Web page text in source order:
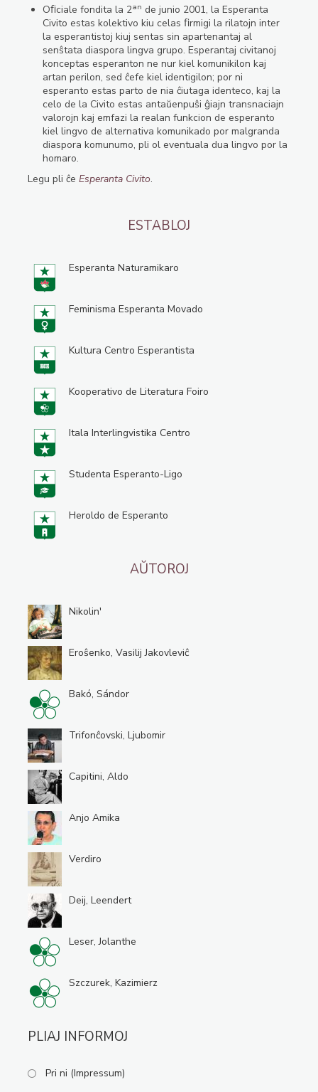
Oﬁciale fondita la 2an de junio 2001, la Esperanta
Civito estas kolektivo kiu celas ﬁrmigi la rilatojn inter
la esperantistoj kiuj sentas sin apartenantaj al
senŝtata diaspora lingva grupo. Esperantaj civitanoj
konceptas esperanton ne nur kiel komunikilon kaj
artan perilon, sed ĉefe kiel identigilon; por ni
esperanto estas parto de nia ĉiutaga identeco, kaj la
celo de la Civito estas antaŭenpuŝi ĝiajn transnaciajn
valorojn kaj emfazi la realan funkcion de esperanto
kiel lingvo de alternativa komunikado por malgranda
diaspora komunumo, pli ol eventuala dua lingvo por la
homaro.
Legu pli ĉe Esperanta Civito.
ESTABLOJ
Esperanta Naturamikaro
Feminisma Esperanta Movado
Kultura Centro Esperantista
Kooperativo de Literatura Foiro
Itala Interlingvistika Centro
Studenta Esperanto-Ligo
Heroldo de Esperanto
AŬTOROJ
Nikolin'
Eroŝenko, Vasilij Jakovleviĉ
Bakó, Sándor
Trifonĉovski, Ljubomir
Capitini, Aldo
Anjo Amika
Verdiro
Deij, Leendert
Leser, Jolanthe
Szczurek, Kazimierz
PLIAJ INFORMOJ
Pri ni (Impressum)